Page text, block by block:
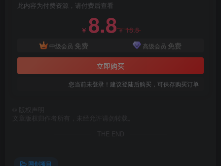
此内容为付费资源，请付费后查看
￥ 8.8￥18.8
中级会员 免费 高级会员 免费
立即购买
您当前未登录！建议登陆后购买，可保存购买订单
版权声明
文章版权归作者所有，未经允许请勿转载。
THE END
网创项目